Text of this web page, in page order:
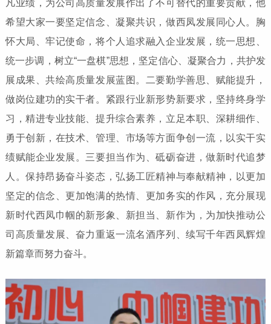
凡业绩，为公司高质量发展作出了不可替代的重要贡献，他
希望大家一要坚定信念、凝聚共识，做西凤发展同心人。胸
怀大局、牢记使命，将个人追求融入企业发展，统一思想、
统一步调，树立“一盘棋”思想，坚定信心、凝聚合力，共护发
展成果、共绘高质量发展蓝图。二要勤学善思、赋能提升，
做岗位建功的实干者。紧跟行业新形势新要求，坚持终身学
习，精进专业技能、提升综合素养，立足本职、深耕细作、
勇于创新，在技术、管理、市场等方面争创一流，以实干实
绩赋能企业发展。三要担当作为、砥砺奋进，做新时代追梦
人。保持昂扬奋斗姿态，弘扬工匠精神与奉献精神，以更加
坚定的信念、更加饱满的热情、更加务实的作风，充分展现
新时代西凤巾帼的新形象、新担当、新作为，为加快推动公
司高质量发展、奋力重返一流名酒序列、续写千年西凤辉煌
新篇章而努力奋斗。